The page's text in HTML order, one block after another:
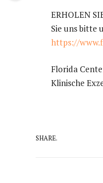
ERHOLEN
Sie uns bitte
https://
Florida
Klinische
SHARE.